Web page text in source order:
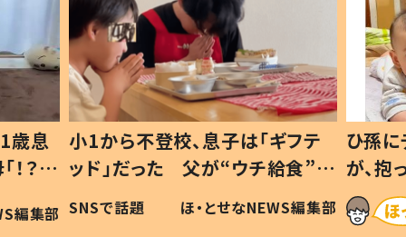
歳息
？」
編集部
小1から不登校、息子は「ギフテ
ッド」だった 父が“ウチ給食”を
作り続ける理由とは #令和の親
#令和の子
SNSで話題 ほ・とせなNEWS編集部
ひ孫
が、
「涙が
い」